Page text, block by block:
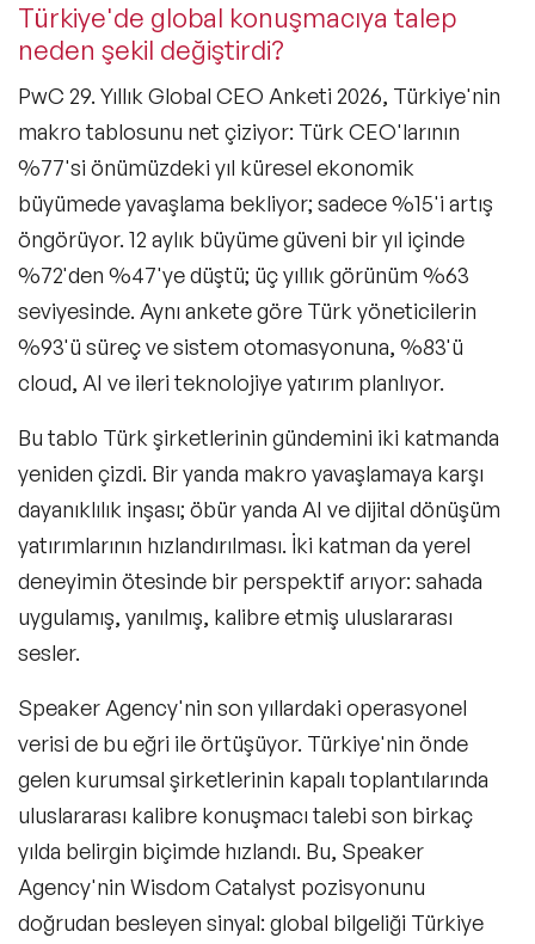
Türkiye'de global konuşmacıya talep
neden şekil değiştirdi?
PwC 29. Yıllık Global CEO Anketi 2026, Türkiye'nin
makro tablosunu net çiziyor: Türk CEO'larının
%77'si önümüzdeki yıl küresel ekonomik
büyümede yavaşlama bekliyor; sadece %15'i artış
öngörüyor. 12 aylık büyüme güveni bir yıl içinde
%72'den %47'ye düştü; üç yıllık görünüm %63
seviyesinde. Aynı ankete göre Türk yöneticilerin
%93'ü süreç ve sistem otomasyonuna, %83'ü
cloud, AI ve ileri teknolojiye yatırım planlıyor.
Bu tablo Türk şirketlerinin gündemini iki katmanda
yeniden çizdi. Bir yanda makro yavaşlamaya karşı
dayanıklılık inşası; öbür yanda AI ve dijital dönüşüm
yatırımlarının hızlandırılması. İki katman da yerel
deneyimin ötesinde bir perspektif arıyor: sahada
uygulamış, yanılmış, kalibre etmiş uluslararası
sesler.
Speaker Agency'nin son yıllardaki operasyonel
verisi de bu eğri ile örtüşüyor. Türkiye'nin önde
gelen kurumsal şirketlerinin kapalı toplantılarında
uluslararası kalibre konuşmacı talebi son birkaç
yılda belirgin biçimde hızlandı. Bu, Speaker
Agency'nin Wisdom Catalyst pozisyonunu
doğrudan besleyen sinyal: global bilgeliği Türkiye